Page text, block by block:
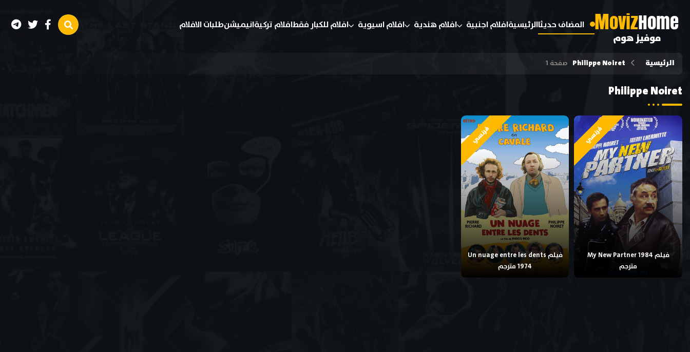
MovizHome
موفيز هوم
المضاف حديثاالرئيسيةافلام اجنبية افلام هندية افلام اسيوية افلام للكبار فقطافلام تركيةانيميشنطلبات الافلام
الرئيسية Philippe Noiret صفحة 1
Philippe Noiret
فرنسي
فيلم My New Partner 1984
مترجم
فرنسي
فيلم Un nuage entre les dents
1974 مترجم